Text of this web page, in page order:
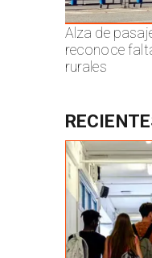
Alza de
reconoce
rurales